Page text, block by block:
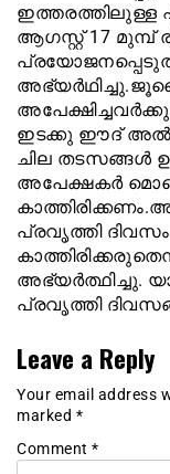
ഇത്തരത്തിലുള്ള
ആഗസ്റ്റ് 17 മുമ്പ്
ഇടക്കു ഈദ് അൽ
ചില തടസങ്ങൾ
അപേക്ഷകർ
പ്രവൃത്തി
അഭ്യർത്ഥിച്ചു.
പ്രവൃത്തി
Leave a Reply
Your email address
marked *
Comment *